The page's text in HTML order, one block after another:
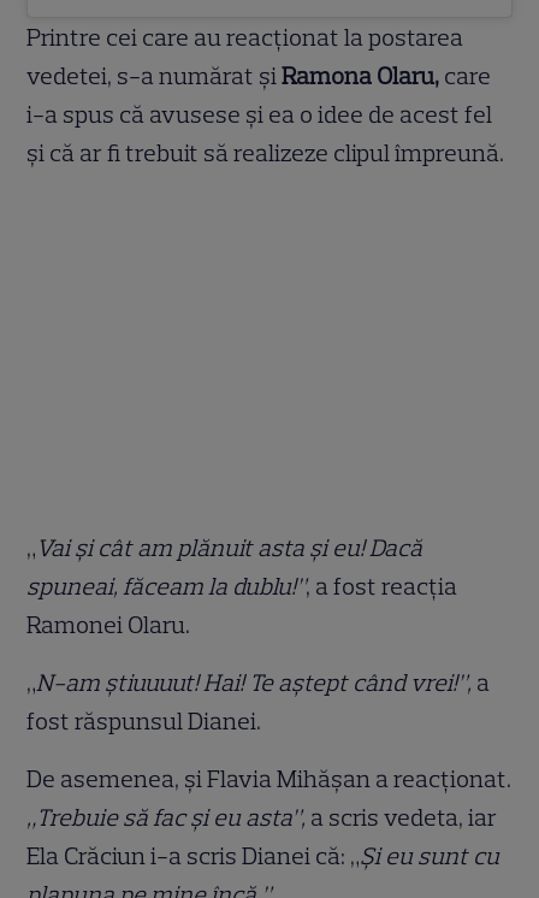
Printre cei care au reacționat la postarea
vedetei, s-a numărat șiRamona Olaru, care
i-a spus că avusese și ea o idee de acest fel
și că ar fi trebuit să realizeze clipul împreună.
„ Vai și cât am plănuit asta și eu! Dacă
spuneai, făceam la dublu!”, a fost reacția
Ramonei Olaru.
„N-am știuuuut! Hai! Te aștept când vrei!”, a
fost răspunsul Dianei.
De asemenea, și Flavia Mihășan a reacționat.
„Trebuie să fac și eu asta”, a scris vedeta, iar
Ela Crăciun i-a scris Dianei că: „Și eu sunt cu